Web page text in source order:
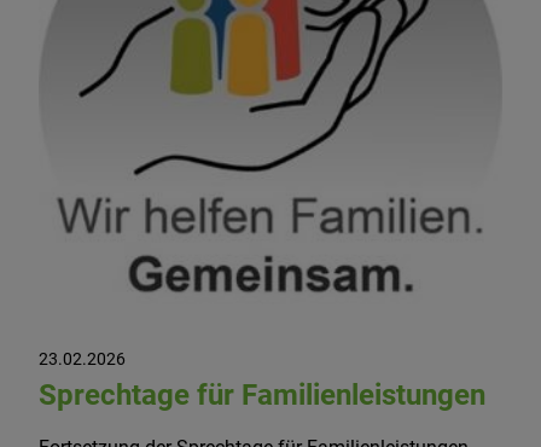
23.02.2026
Sprechtage für Familienleistungen